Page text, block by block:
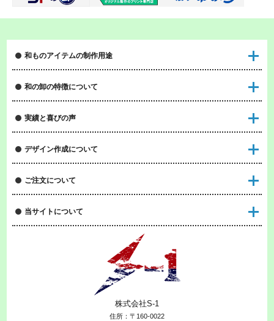
和ものアイテムの制作用途
和の卸の特徴について
実績と喜びの声
デザイン作成について
ご注文について
当サイトについて
株式会社S-1
住所：〒160-0022